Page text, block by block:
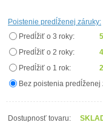
Poistenie predĺženej záruky:
Predĺžiť o 3 roky:
Predĺžiť o 2 roky:
Predĺžiť o 1 rok:
Bez poistenia predĺženej
Dostupnosť tovaru: